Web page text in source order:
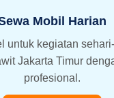
Mobil Harian
untuk kegiatan
Jakarta Timur
profesional.